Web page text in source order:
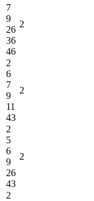
7
9
26
36
46
2
2
6
7
9
11
43
2
2
5
6
9
26
43
2
2